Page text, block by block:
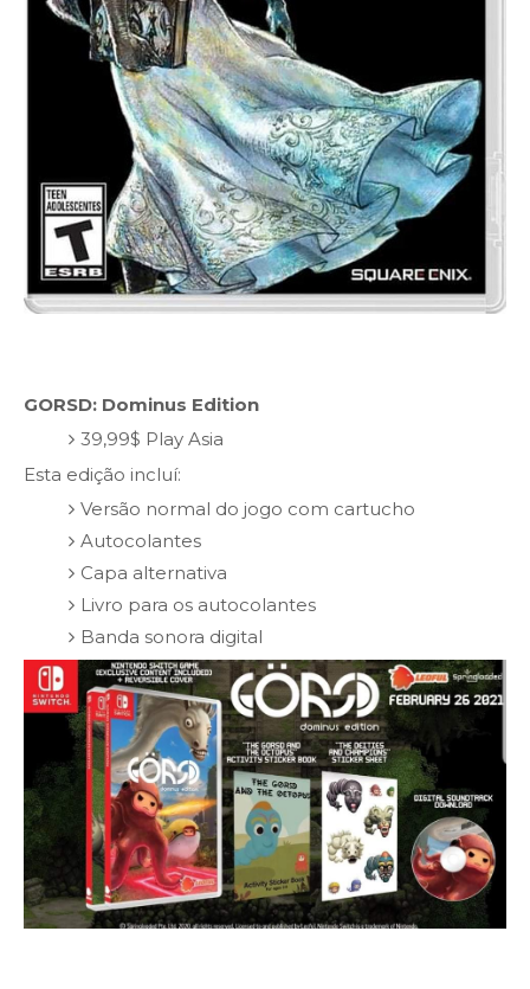
GORSD: Dominus Edition
39,99$ Play Asia
Esta edição incluí:
Versão normal do jogo com cartucho
Autocolantes
Capa alternativa
Livro para os autocolantes
Banda sonora digital